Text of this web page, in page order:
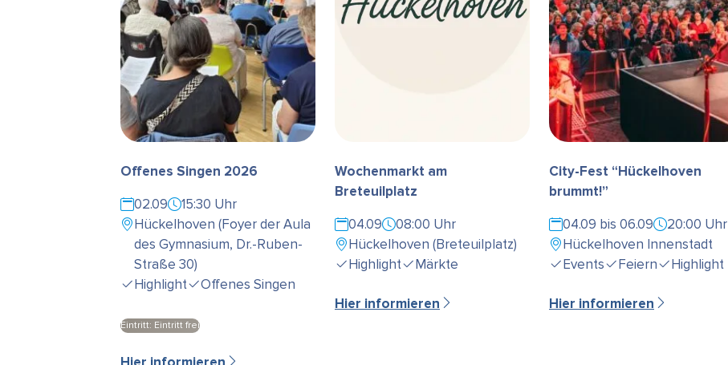
Offenes Singen 2026
02.09
15:30 Uhr
Hückelhoven (Foyer der Aula
des Gymnasium, Dr.-Ruben-
Straße 30)
Highlight
Offenes Singen
Eintritt: Eintritt frei
Wochenmarkt am
Breteuilplatz
04.09
08:00 Uhr
Hückelhoven (Breteuilplatz)
Highlight
Märkte
Hier informieren
City-Fest “Hückelhoven
brummt!”
04.09 bis 06.09
20:00 Uhr
Hückelhoven Innenstadt
Events
Feiern Highlight
Hier informieren